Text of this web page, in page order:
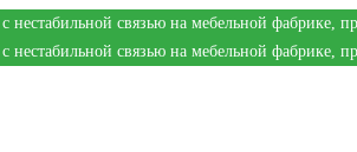
связью на мебельной фабрике, просим вас
связью на мебельной фабрике, просим вас